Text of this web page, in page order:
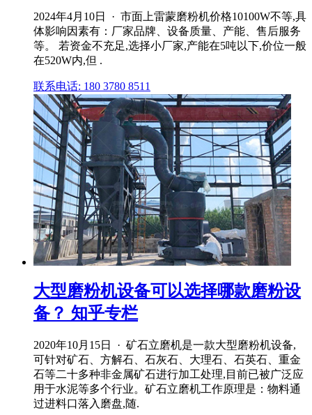
2024年4月10日 · 市面上雷蒙磨粉机价格10100W不等,具
体影响因素有：厂家品牌、设备质量、产能、售后服务
等。 若资金不充足,选择小厂家,产能在5吨以下,价位一般
在520W内,但 .
联系电话: 180 3780 8511
大型磨粉机设备可以选择哪款磨粉设
备？ 知乎专栏
2020年10月15日 · 矿石立磨机是一款大型磨粉机设备,
可针对矿石、方解石、石灰石、大理石、石英石、重金
石等二十多种非金属矿石进行加工处理,目前已被广泛应
用于水泥等多个行业。矿石立磨机工作原理是：物料通
过进料口落入磨盘,随.